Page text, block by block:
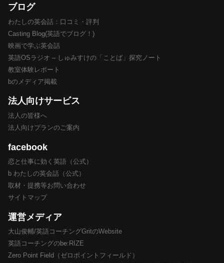
ブログ
わたしの英会話：口コミ・評判
Casting Blog(英語でブログ！)
映画で学ぶ英会話
英語OSラジオ – しゅみすけの「ことば」探究ノート
教室体験レポート
bのメディア掲載
法人向けサービス
法人の皆様へ
法人向けプランのご案内
facebook
恋と仕事に効く英語（公式）
b わたしの英会話（公式）
取材・提携等お問い合わせ
サイトマップ
運営メディア
大山俊輔/英語コーチングGritのWebsite
英語コーチングのbe:RIZE
Zero Point Field（ゼロポイントフィールド）